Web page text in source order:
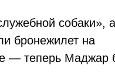
собаки», а
бронежилет на
— теперь Маджар